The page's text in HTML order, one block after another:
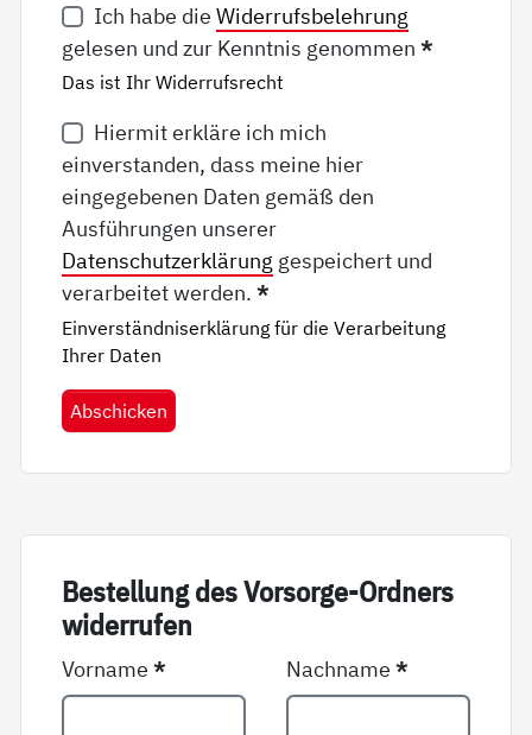
Ich habe die Widerrufsbelehrung
gelesen und zur Kenntnis genommen*
Das ist Ihr Widerrufsrecht
Hiermit erkläre ich mich
einverstanden, dass meine hier
eingegebenen Daten gemäß den
Ausführungen unserer
Datenschutzerklärung gespeichert und
verarbeitet werden.*
Einverständniserklärung für die Verarbeitung
Ihrer Daten
Abschicken
Be­stel­lung des Vor­sor­ge-Ord­ners
wi­der­ru­fen
Vorname* Nachname*